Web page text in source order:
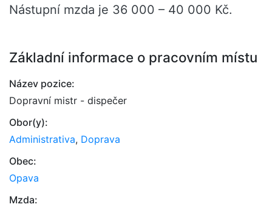
Nástupní mzda je 36 000 – 40 000 Kč.
Základní informace o pracovním místu
Název pozice:
Dopravní mistr - dispečer
Obor(y):
Administrativa, Doprava
Obec:
Opava
Mzda: